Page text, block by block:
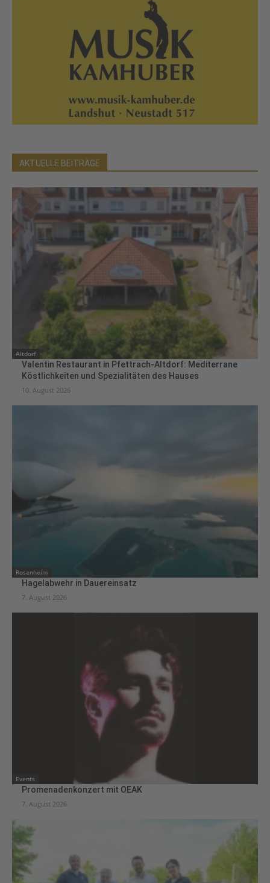
AKTUELLE BEITRÄGE
Altdorf
Valentin Restaurant in Pfettrach-Altdorf: Mediterrane
Köstlichkeiten und Spezialitäten des Hauses
10. August 2026
Rosenheim
Hagelabwehr in Dauereinsatz
7. August 2026
Events
Promenadenkonzert mit OEAK
7. August 2026